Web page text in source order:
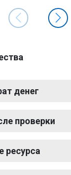
денег
проверки
ресурса